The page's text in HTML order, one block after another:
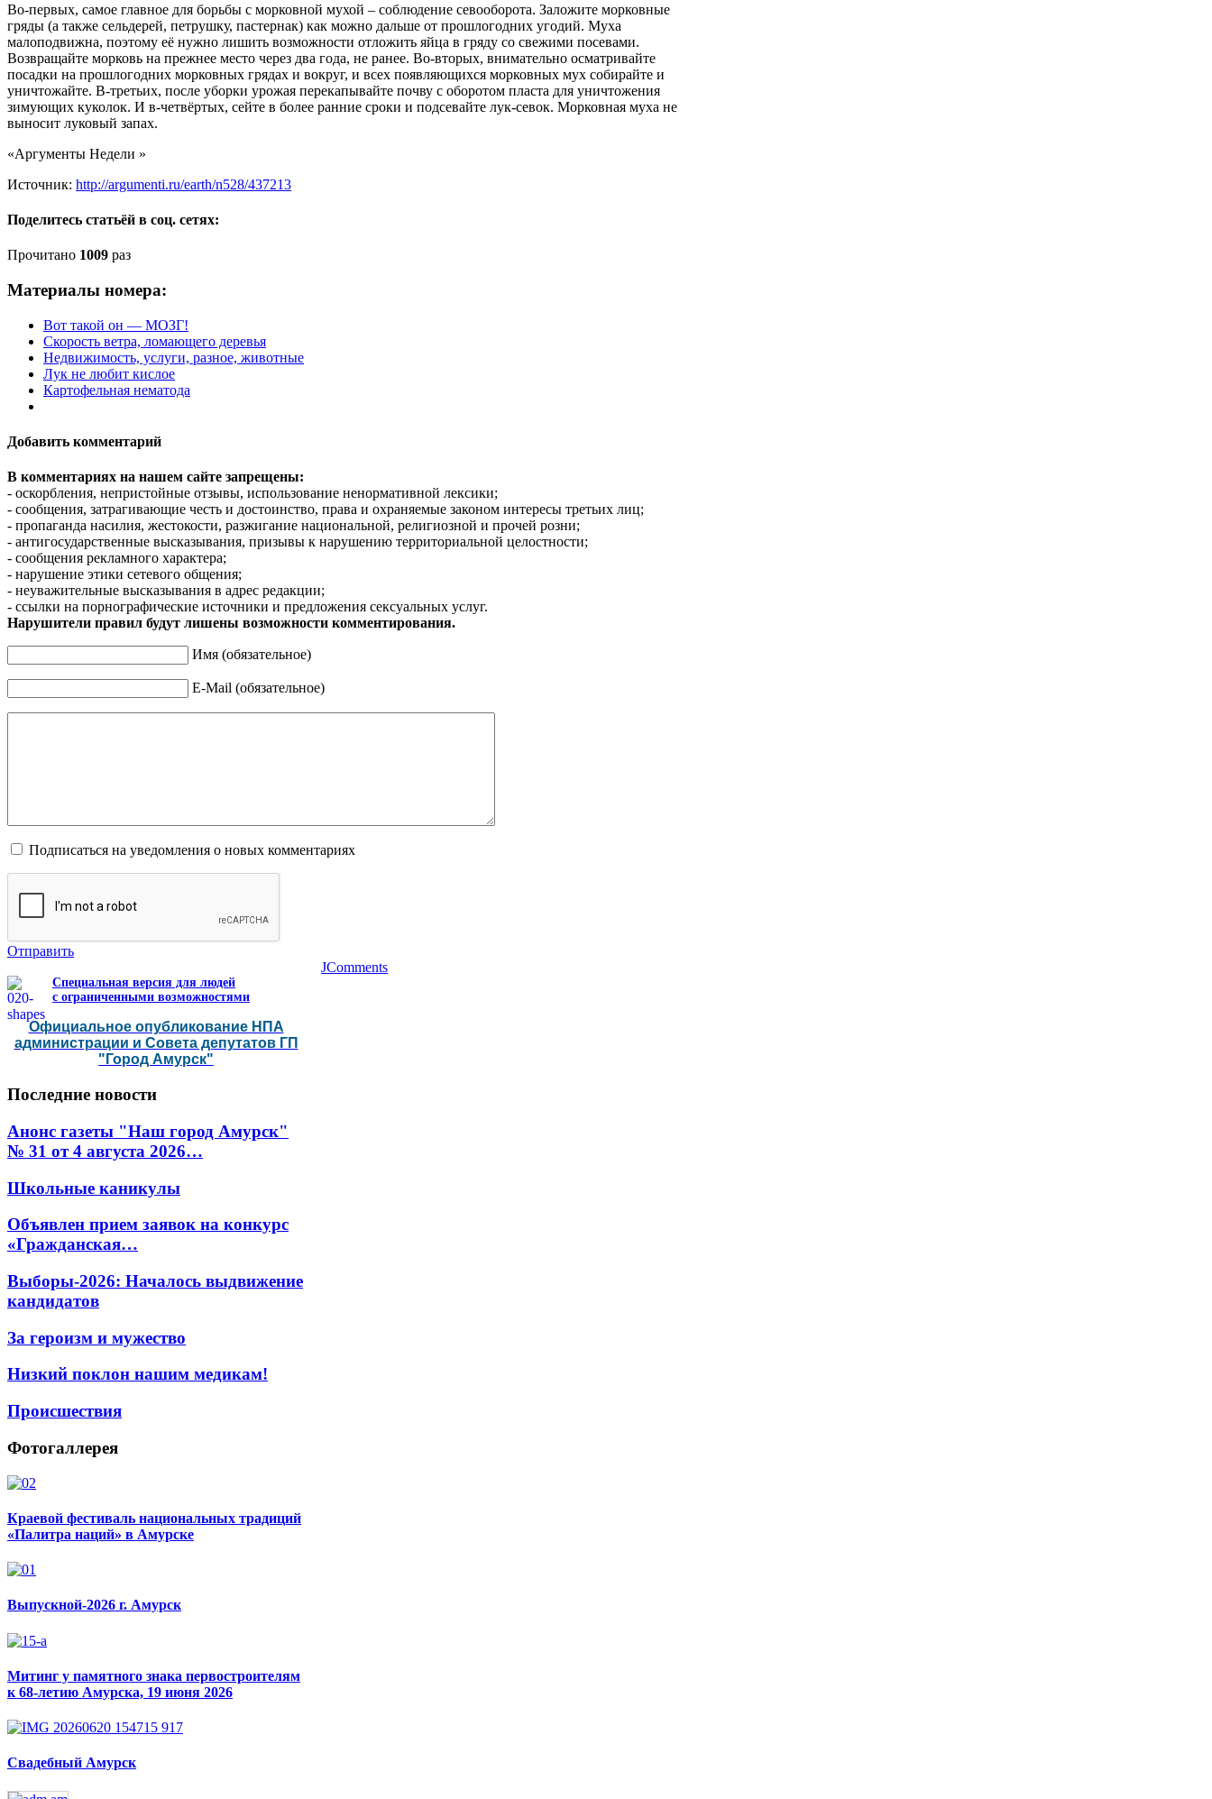
Во-первых, самое главное для борьбы с морковной мухой – соблюдение севооборота. Заложите морковные
гряды (а также сельдерей, петрушку, пастернак) как можно дальше от прошлогодних угодий. Муха
малоподвижна, поэтому её нужно лишить возможности отложить яйца в гряду со свежими посевами.
Возвращайте морковь на прежнее место через два года, не ранее. Во-вторых, внимательно осматривайте
посадки на прошлогодних морковных грядах и вокруг, и всех появляющихся морковных мух собирайте и
уничтожайте. В-третьих, после уборки урожая перекапывайте почву с оборотом пласта для уничтожения
зимующих куколок. И в-четвёртых, сейте в более ранние сроки и подсевайте лук-севок. Морковная муха не
выносит луковый запах.
«Аргументы Недели »
Источник: http://argumenti.ru/earth/n528/437213
Поделитесь статьёй в соц. сетях:
Прочитано 1009 раз
Материалы номера:
Вот такой он — МОЗГ!
Скорость ветра, ломающего деревья
Недвижимость, услуги, разное, животные
Лук не любит кислое
Картофельная нематода
Добавить комментарий
В комментариях на нашем сайте запрещены:
- оскорбления, непристойные отзывы, использование ненормативной лексики;
- сообщения, затрагивающие честь и достоинство, права и охраняемые законом интересы третьих лиц;
- пропаганда насилия, жестокости, разжигание национальной, религиозной и прочей розни;
- антигосударственные высказывания, призывы к нарушению территориальной целостности;
- сообщения рекламного характера;
- нарушение этики сетевого общения;
- неуважительные высказывания в адрес редакции;
- ссылки на порнографические источники и предложения сексуальных услуг.
Нарушители правил будут лишены возможности комментирования.
Имя (обязательное)
E-Mail (обязательное)
Подписаться на уведомления о новых комментариях
Отправить
JComments
Специальная версия для людей
с ограниченными возможностями
Официальное опубликование НПА
администрации и Совета депутатов ГП
"Город Амурск"
Последние новости
Анонс газеты "Наш город Амурск"
№ 31 от 4 августа 2026…
Школьные каникулы
Объявлен прием заявок на конкурс
«Гражданская…
Выборы-2026: Началось выдвижение
кандидатов
За героизм и мужество
Низкий поклон нашим медикам!
Происшествия
Фотогаллерея
Краевой фестиваль национальных традиций
«Палитра наций» в Амурске
Выпускной-2026 г. Амурск
Митинг у памятного знака первостроителям
к 68-летию Амурска, 19 июня 2026
Свадебный Амурск